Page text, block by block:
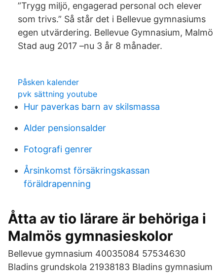
”Trygg miljö, engagerad personal och elever
som trivs.” Så står det i Bellevue gymnasiums
egen utvärdering. Bellevue Gymnasium, Malmö
Stad aug 2017 –nu 3 år 8 månader.
Påsken kalender
pvk sättning youtube
Hur paverkas barn av skilsmassa
Alder pensionsalder
Fotografi genrer
Årsinkomst försäkringskassan
föräldrapenning
Åtta av tio lärare är behöriga i
Malmös gymnasieskolor
Bellevue gymnasium 40035084 57534630
Bladins grundskola 21938183 Bladins gymnasium